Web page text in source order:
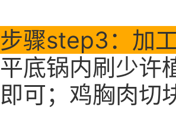
步骤step3：加
平底锅内刷少许
即可；鸡胸肉切